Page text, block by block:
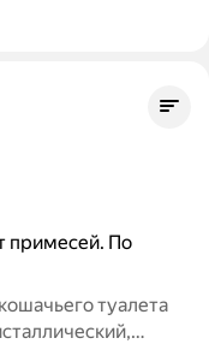
примесей. По
туалета